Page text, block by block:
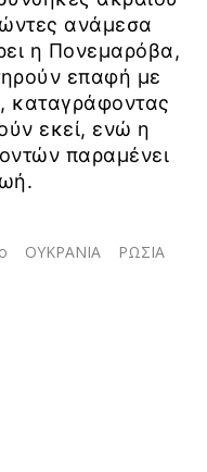
ανάμεσα
η Πονεμαρόβα,
επαφή με
καταγράφοντας
εκεί, ενώ η
παραμένει
ΟΥΚΡΑΝΙΑ ΡΩΣΙΑ